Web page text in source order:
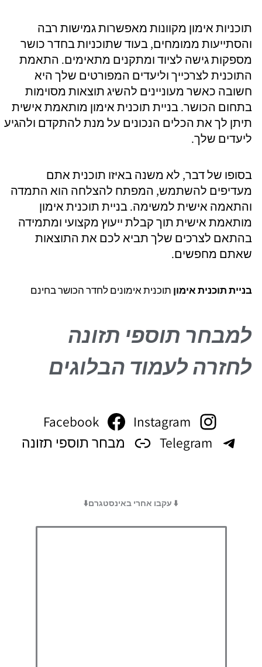
תוכניות אימון מקוונות מאפשרות גמישות רבה
והסתייעות ממומחים, בעוד שתוכניות בחדר כושר
מספקות גישה לציוד ומתקנים מתאימים. התאמת
התוכנית לצרכייך וליעדים המפורטים שלך היא
חשובה כאשר מעוניינים להשיג תוצאות מסוימות
בתחום הכושר. בניית תוכנית אימון מותאמת אישית
תיתן לך את הכלים הנכונים על מנת להתקדם ולהגיע
ליעדים שלך.
בסופו של דבר, לא משנה באיזו תוכנית אתם
מעדיפים להשתמש, המפתח להצלחה הוא התמדה
והתאמה אישית למשימה. בניית תוכנית אימון
מותאמת אישית תוך קבלת ייעוץ מקצועי ומתמידה
בהתאם לצרכים שלך תביא לכם את התוצאות
שאתם מחפשים.
בניית תוכנית אימון תוכנית אימונים לחדר הכושר בחינם
למבחר תוספי תזונה
לחזרה לעמוד הבלוגים
Instagram
Facebook
Telegram
מבחר תוספי תזונה
⬇️ עקבו אחרי באינסטגרם⬇️